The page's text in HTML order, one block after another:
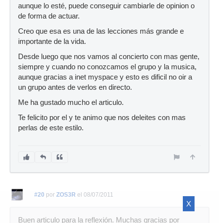
aunque lo esté, puede conseguir cambiarle de opinion o
de forma de actuar.
Creo que esa es una de las lecciones más grande e
importante de la vida.
Desde luego que nos vamos al concierto con mas gente,
siempre y cuando no conozcamos el grupo y la musica,
aunque gracias a inet myspace y esto es dificil no oir a
un grupo antes de verlos en directo.
Me ha gustado mucho el articulo.
Te felicito por el y te animo que nos deleites con mas
perlas de este estilo.
#20 por ZOS3R el 08/07/2011
Buen articulo para la reflexión. Muchas gracias por
X